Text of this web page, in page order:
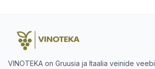
VINOTEKA on Gruusia ja Itaalia veinide